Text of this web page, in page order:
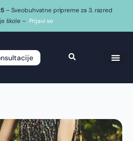
– Sveobuhvatne pripreme za 3. razred
škole – Prijavi se